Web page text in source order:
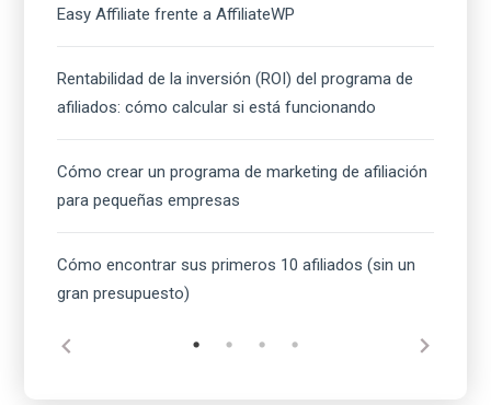
Easy Affiliate frente a AffiliateWP
Rentabilidad de la inversión (ROI) del programa de
afiliados: cómo calcular si está funcionando
Cómo crear un programa de marketing de afiliación
para pequeñas empresas
Cómo encontrar sus primeros 10 afiliados (sin un
gran presupuesto)